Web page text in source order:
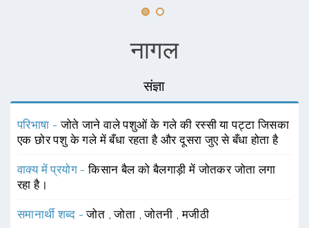
नागल
संज्ञा
परिभाषा -जोते जाने वाले पशुओं के गले की रस्सी या पट्टा जिसका
एक छोर पशु के गले में बँधा रहता है और दूसरा जुए से बँधा होता है
वाक्य में प्रयोग -किसान बैल को बैलगाड़ी में जोतकर जोता लगा
रहा है।
समानार्थी शब्द -जोत ,जोता ,जोतनी ,मजीठी